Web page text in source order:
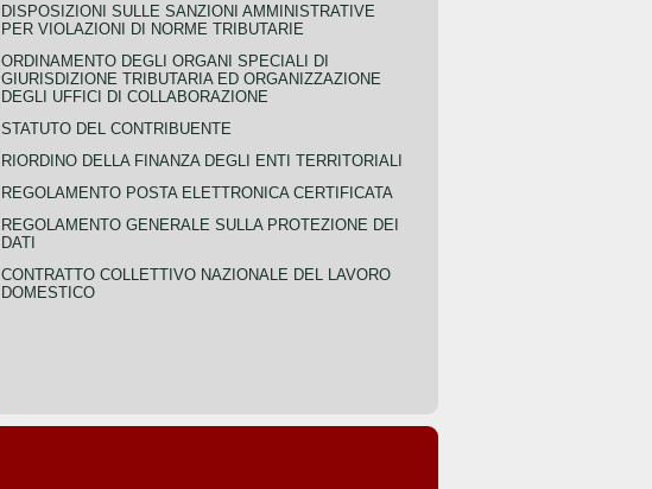
DISPOSIZIONI SULLE SANZIONI AMMINISTRATIVE
PER VIOLAZIONI DI NORME TRIBUTARIE
ORDINAMENTO DEGLI ORGANI SPECIALI DI
GIURISDIZIONE TRIBUTARIA ED ORGANIZZAZIONE
DEGLI UFFICI DI COLLABORAZIONE
STATUTO DEL CONTRIBUENTE
RIORDINO DELLA FINANZA DEGLI ENTI TERRITORIALI
REGOLAMENTO POSTA ELETTRONICA CERTIFICATA
REGOLAMENTO GENERALE SULLA PROTEZIONE DEI
DATI
CONTRATTO COLLETTIVO NAZIONALE DEL LAVORO
DOMESTICO